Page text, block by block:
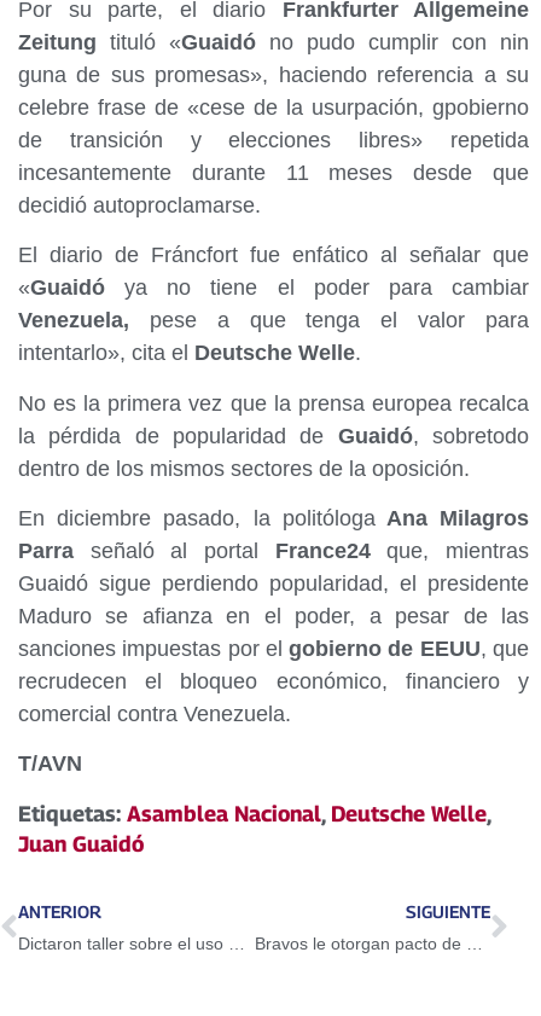
Por su parte, el diario Frankfurter Allgemeine
Zeitung tituló «Guaidó no pudo cumplir con nin
guna de sus promesas», haciendo referencia a su
celebre frase de «cese de la usurpación, gpobierno
de transición y elecciones libres» repetida
incesantemente durante 11 meses desde que
decidió autoproclamarse.
El diario de Fráncfort fue enfático al señalar que
«Guaidó ya no tiene el poder para cambiar
Venezuela, pese a que tenga el valor para
intentarlo», cita el Deutsche Welle.
No es la primera vez que la prensa europea recalca
la pérdida de popularidad de Guaidó, sobretodo
dentro de los mismos sectores de la oposición.
En diciembre pasado, la politólogaAna Milagros
Parra señaló al portal France24que, mientras
Guaidó sigue perdiendo popularidad, el presidente
Maduro se afianza en el poder, a pesar de las
sanciones impuestas por elgobierno de EEUU, que
recrudecen el bloqueo económico, financiero y
comercial contra Venezuela.
T/AVN
Etiquetas: Asamblea Nacional, Deutsche Welle,
Juan Guaidó
ANTERIOR SIGUIENTE